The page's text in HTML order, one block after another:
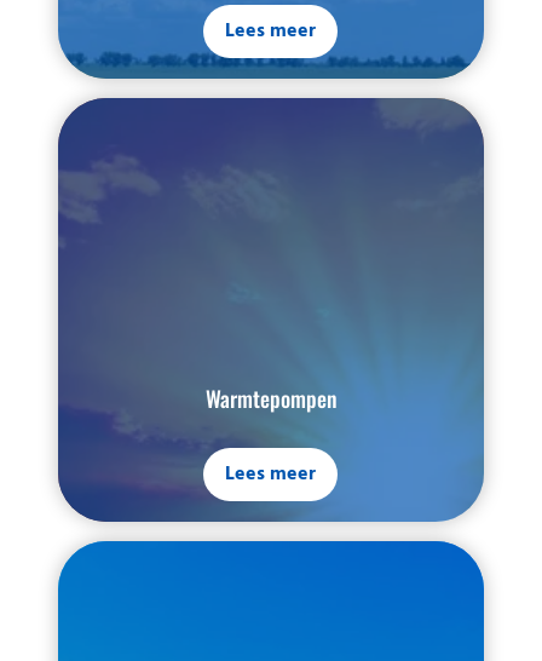
Lees meer
Warmtepompen
Lees meer